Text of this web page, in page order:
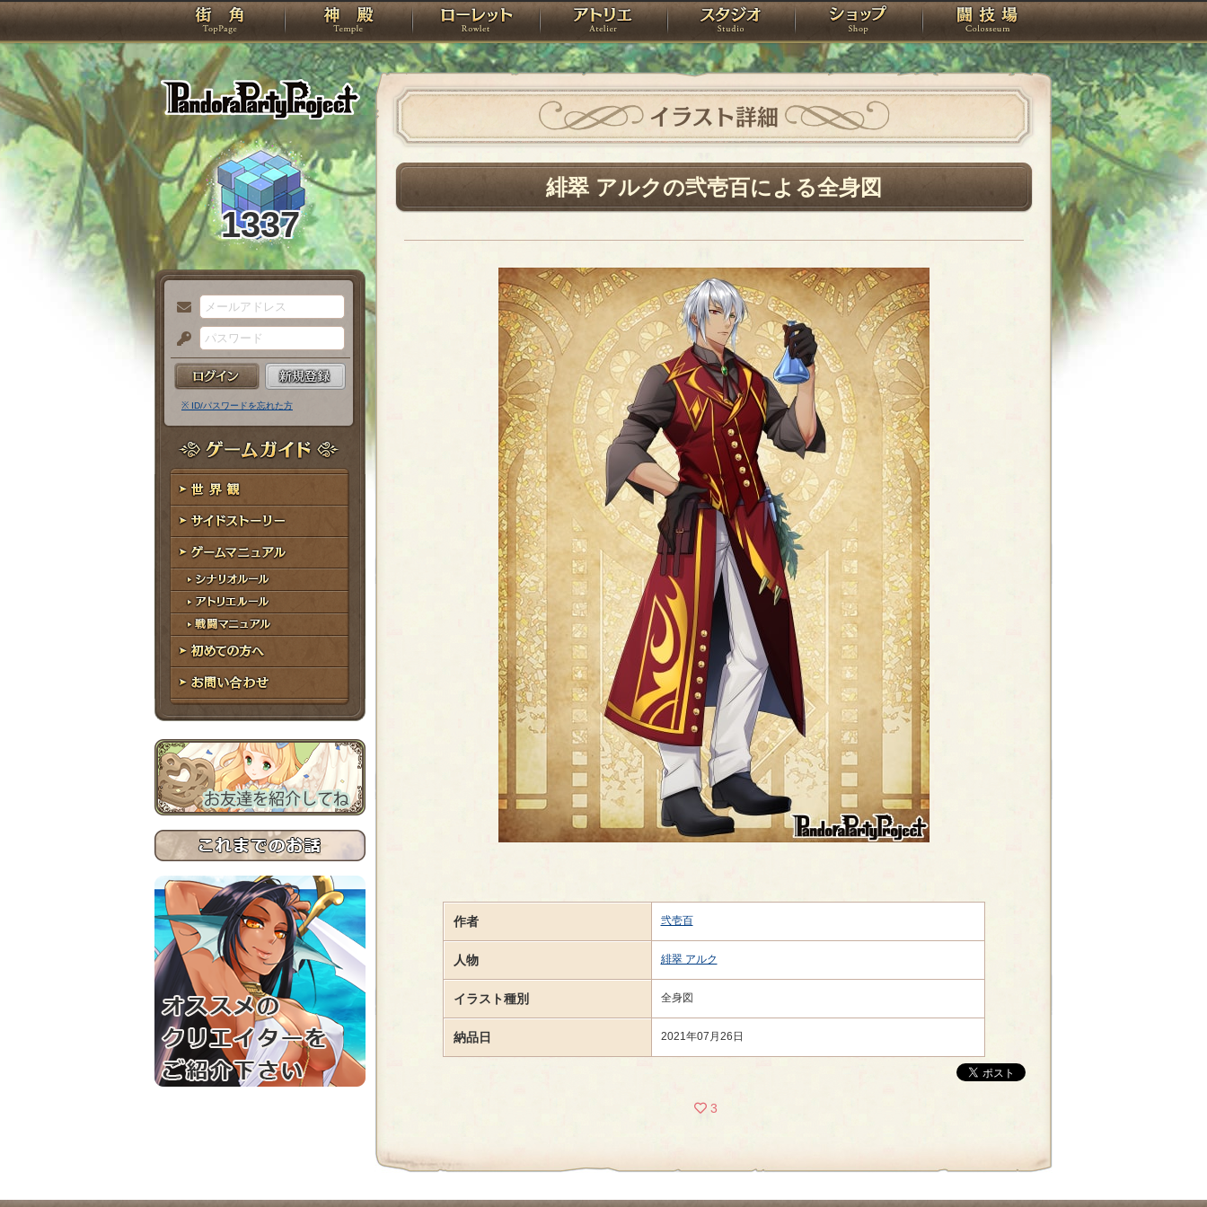
PandoraPartyProject
TOP 神殿 ローレット アトリエ スタジオ ショップ 闘技場
1337
メ
ー
ル
ア
ド
レ
ス
パ
ス
ー
ド
※ ID/パスワードを忘れた方
ゲームガイド
世界観
サイドストーリー
ゲームマニュアル
シナリオルール
アトリエルール
戦闘マニュアル
初めての方へ
お問い合わせ
イラスト詳細
緋翠 アルクの弐壱百による全身図
作者 弐壱百
人物 緋翠 アルク
イラスト種別 全身図
納品日 2021年07月26日
3